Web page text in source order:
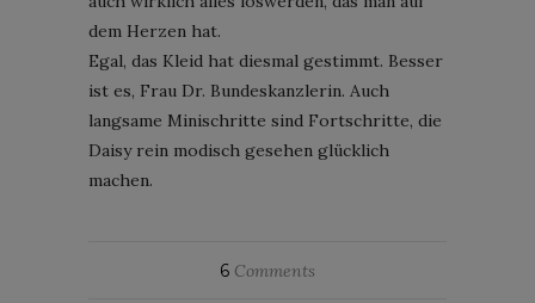
dem Herzen hat.
Egal, das Kleid hat diesmal gestimmt. Besser
ist es, Frau Dr. Bundeskanzlerin. Auch
langsame Minischritte sind Fortschritte, die
Daisy rein modisch gesehen glücklich
machen.
6 Comments